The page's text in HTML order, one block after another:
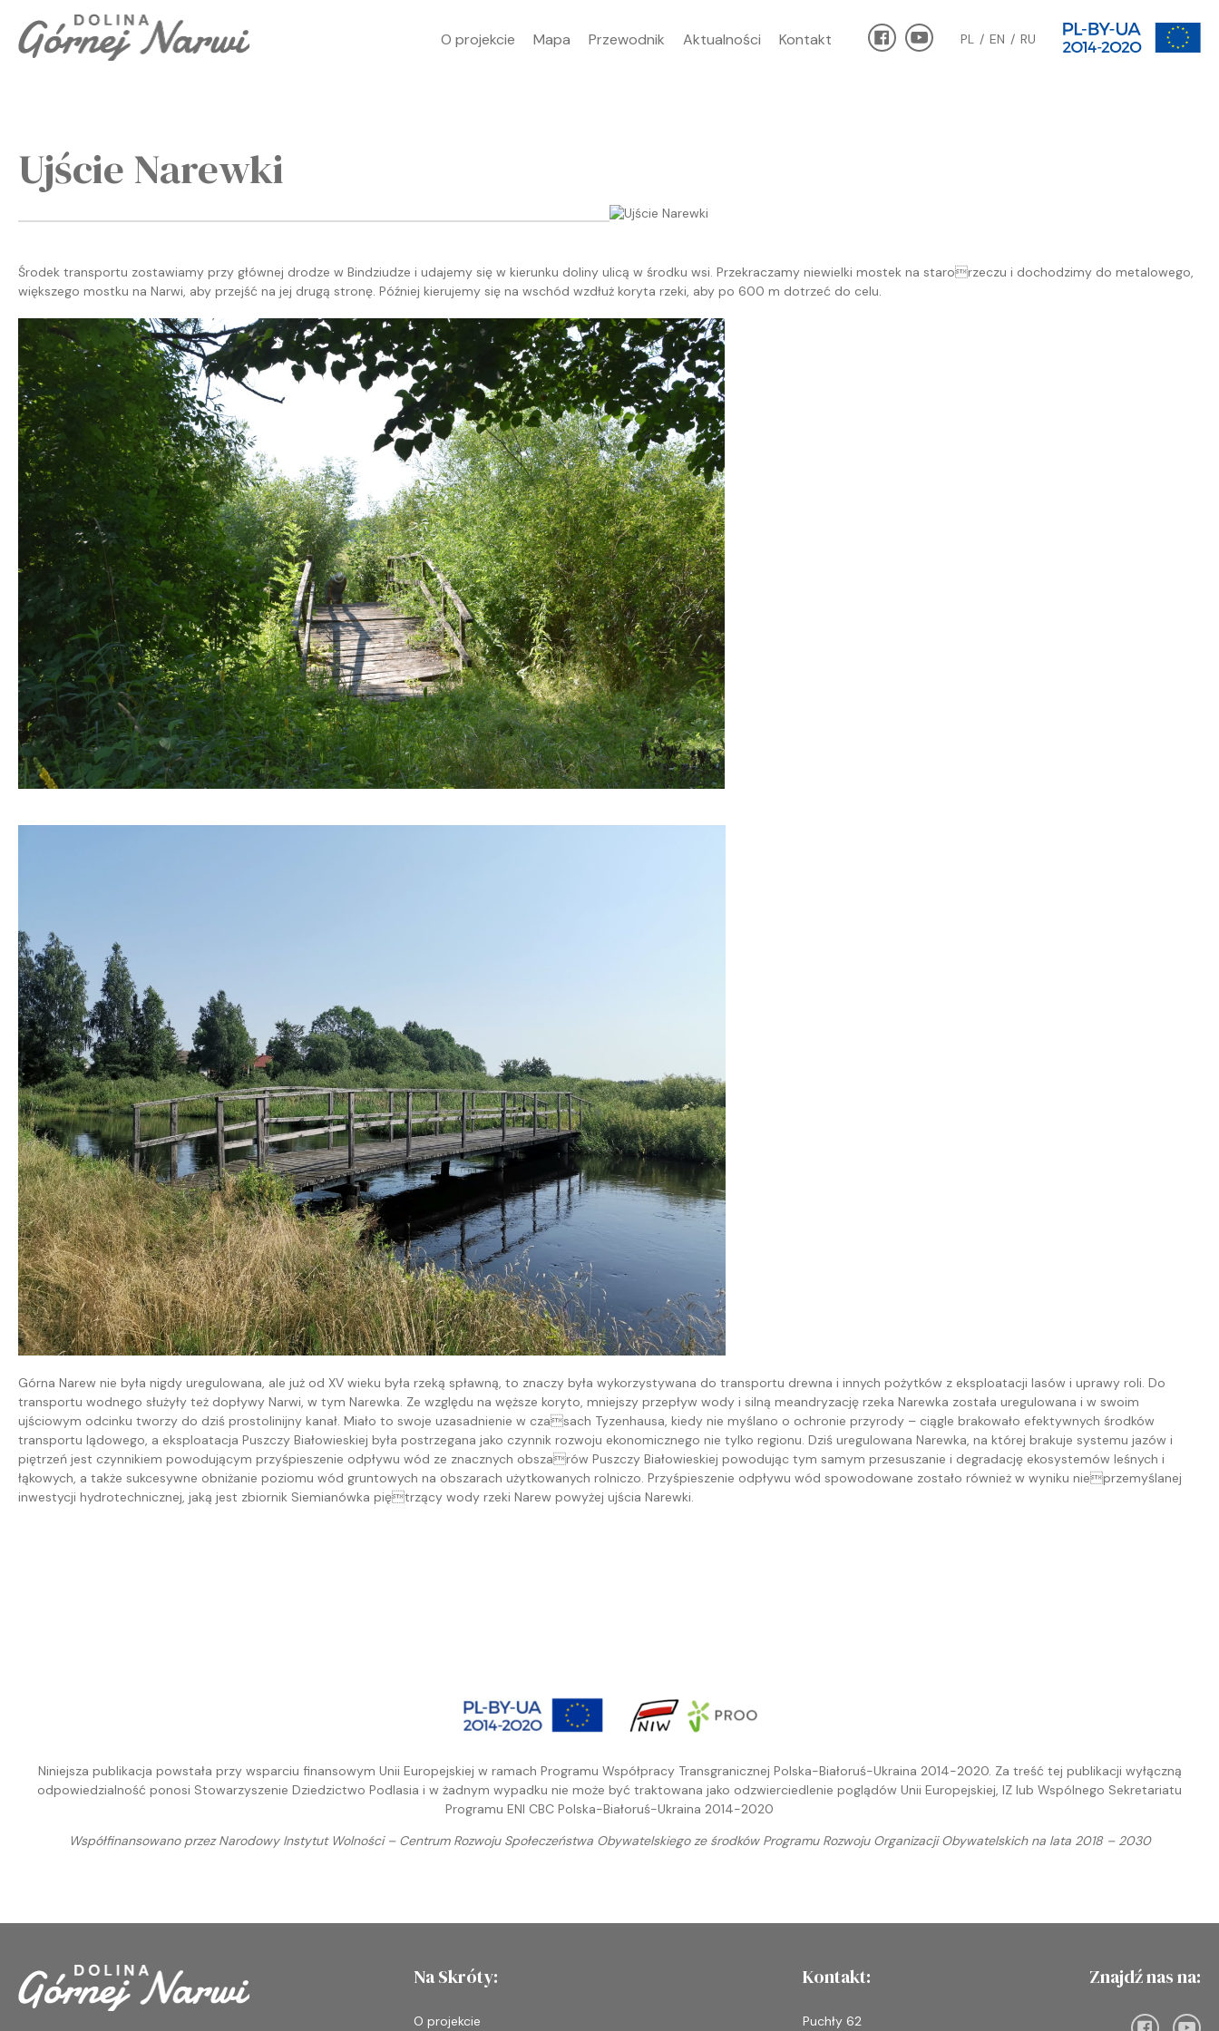
O projekcie Mapa Przewodnik Aktualności Kontakt PL EN RU
Ujście Narewki
Środek transportu zostawiamy przy głównej drodze w Bindziudze i udajemy się w kierunku doliny ulicą w środku wsi. Przekraczamy niewielki mostek na starorzeczu i dochodzimy do metalowego,
większego mostku na Narwi, aby przejść na jej drugą stronę. Później kierujemy się na wschód wzdłuż koryta rzeki, aby po 600 m dotrzeć do celu.
Górna Narew nie była nigdy uregulowana, ale już od XV wieku była rzeką spławną, to znaczy była wykorzystywana do transportu drewna i innych pożytków z eksploatacji lasów i uprawy roli. Do
transportu wodnego służyły też dopływy Narwi, w tym Narewka. Ze względu na węższe koryto, mniejszy przepływ wody i silną meandryzację rzeka Narewka została uregulowana i w swoim
ujściowym odcinku tworzy do dziś prostolinijny kanał. Miało to swoje uzasadnienie w czasach Tyzenhausa, kiedy nie myślano o ochronie przyrody – ciągle brakowało efektywnych środków
transportu lądowego, a eksploatacja Puszczy Białowieskiej była postrzegana jako czynnik rozwoju ekonomicznego nie tylko regionu. Dziś uregulowana Narewka, na której brakuje systemu jazów i
piętrzeń jest czynnikiem powodującym przyśpieszenie odpływu wód ze znacznych obszarów Puszczy Białowieskiej powodując tym samym przesuszanie i degradację ekosystemów leśnych i
łąkowych, a także sukcesywne obniżanie poziomu wód gruntowych na obszarach użytkowanych rolniczo. Przyśpieszenie odpływu wód spowodowane zostało również w wyniku nieprzemyślanej
inwestycji hydrotechnicznej, jaką jest zbiornik Siemianówka piętrzący wody rzeki Narew powyżej ujścia Narewki.
Niniejsza publikacja powstała przy wsparciu finansowym Unii Europejskiej w ramach Programu Współpracy Transgranicznej Polska-Białoruś-Ukraina 2014-2020. Za treść tej publikacji wyłączną
odpowiedzialność ponosi Stowarzyszenie Dziedzictwo Podlasia i w żadnym wypadku nie może być traktowana jako odzwierciedlenie poglądów Unii Europejskiej, IZ lub Wspólnego Sekretariatu
Programu ENI CBC Polska-Białoruś-Ukraina 2014-2020
Współfinansowano przez Narodowy Instytut Wolności – Centrum Rozwoju Społeczeństwa Obywatelskiego ze środków Programu Rozwoju Organizacji Obywatelskich na lata 2018 – 2030
Na Skróty:
O projekcie
Kontakt:
Puchły 62
Znajdź nas na: